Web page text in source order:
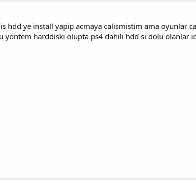
hdd ye install yapip acmaya calismistim ama oyunlar
yontem harddiski olupta ps4 dahili hdd si dolu olanlar